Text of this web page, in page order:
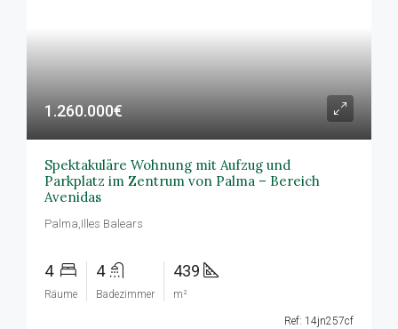
1.260.000€
Spektakuläre Wohnung mit Aufzug und
Parkplatz im Zentrum von Palma – Bereich
Avenidas
Palma,Illes Balears
4
Räume
4
Badezimmer
439
m²
Ref: 14jn257cf